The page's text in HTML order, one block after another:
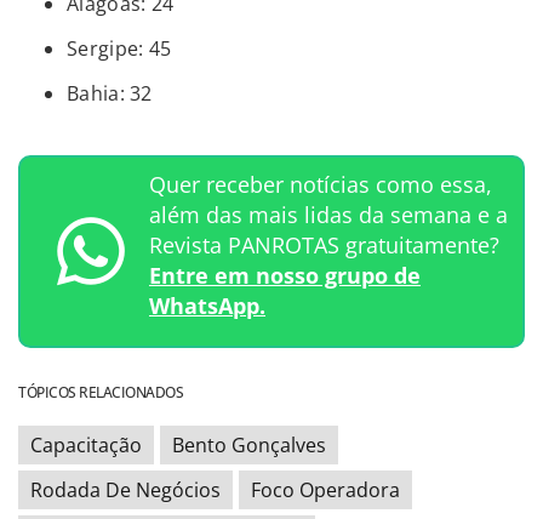
Sergipe: 45
Bahia: 32
Quer receber notícias como essa,
além das mais lidas da semana e a
Revista PANROTAS gratuitamente?
Entre em nosso grupo de
WhatsApp.
TÓPICOS RELACIONADOS
Capacitação
Bento Gonçalves
Rodada De Negócios
Foco Operadora